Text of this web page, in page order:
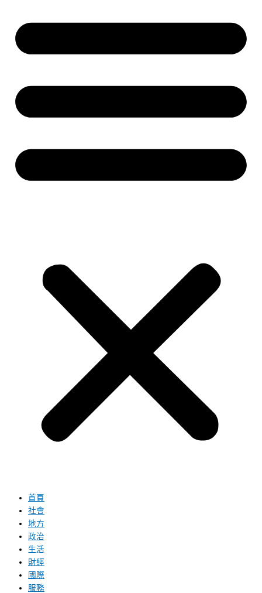
首頁
社會
地方
政治
生活
財經
國際
服務